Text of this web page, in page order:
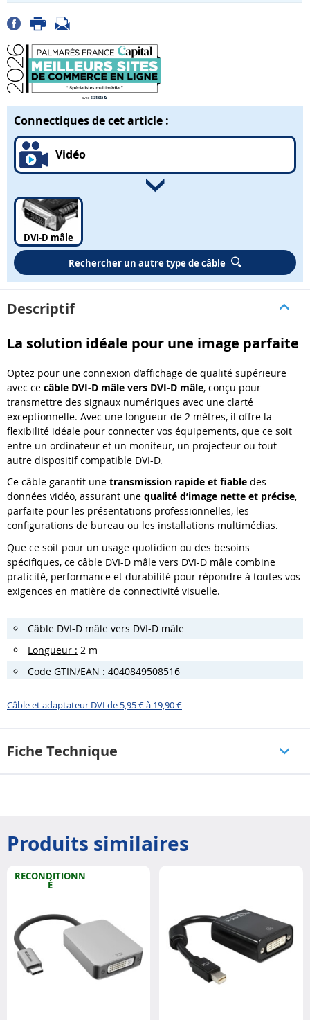
Connectiques de cet article :
Vidéo
DVI-D mâle
Rechercher un autre type de câble
Descriptif
La solution idéale pour une image parfaite
Optez pour une connexion d’affichage de qualité supérieure
avec ce câble DVI-D mâle vers DVI-D mâle, conçu pour
transmettre des signaux numériques avec une clarté
exceptionnelle. Avec une longueur de 2 mètres, il offre la
flexibilité idéale pour connecter vos équipements, que ce soit
entre un ordinateur et un moniteur, un projecteur ou tout
autre dispositif compatible DVI-D.
Ce câble garantit une transmission rapide et fiable des
données vidéo, assurant une qualité d’image nette et précise,
parfaite pour les présentations professionnelles, les
configurations de bureau ou les installations multimédias.
Que ce soit pour un usage quotidien ou des besoins
spécifiques, ce câble DVI-D mâle vers DVI-D mâle combine
praticité, performance et durabilité pour répondre à toutes vos
exigences en matière de connectivité visuelle.
Câble DVI-D mâle vers DVI-D mâle
Longueur : 2 m
Code GTIN/EAN : 4040849508516
Câble et adaptateur DVI de 5,95 € à 19,90 €
Fiche Technique
Produits similaires
RECONDITIONN
É